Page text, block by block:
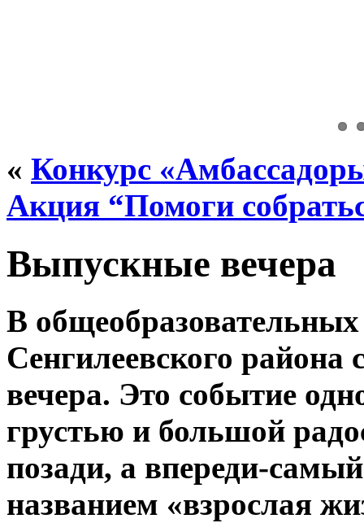
« Конкурс
Акция “Помоги
Выпускные вечера
В
Сенгилеевского района
вечера. Это событие
грустью и большой
позади, а впереди-
названием «взрослая